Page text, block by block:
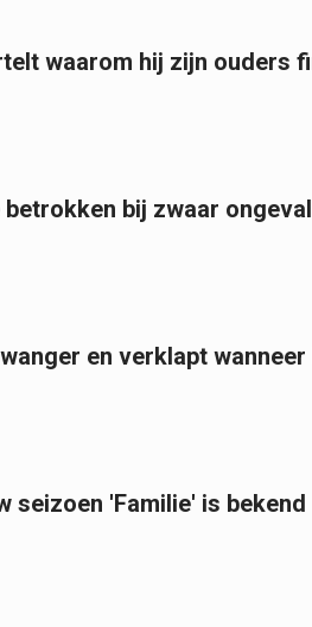
waarom hij zijn ouders
bij zwaar ongeval
en verklapt
seizoen 'Familie' is bekend